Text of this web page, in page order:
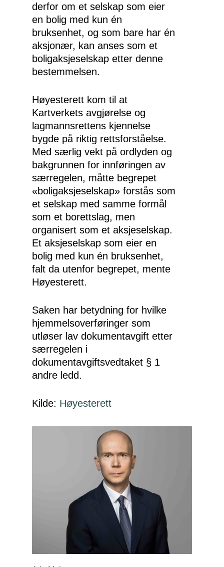
derfor om et selskap som eier
en bolig med kun én
bruksenhet, og som bare har én
aksjonær, kan anses som et
boligaksjeselskap etter denne
bestemmelsen.
Høyesterett kom til at
Kartverkets avgjørelse og
lagmannsrettens kjennelse
bygde på riktig rettsforståelse.
Med særlig vekt på ordlyden og
bakgrunnen for innføringen av
særregelen, måtte begrepet
«boligaksjeselskap» forstås som
et selskap med samme formål
som et borettslag, men
organisert som et aksjeselskap.
Et aksjeselskap som eier en
bolig med kun én bruksenhet,
falt da utenfor begrepet, mente
Høyesterett.
Saken har betydning for hvilke
hjemmelsoverføringer som
utløser lav dokumentavgift etter
særregelen i
dokumentavgiftsvedtaket § 1
andre ledd.
Kilde: Høyesterett